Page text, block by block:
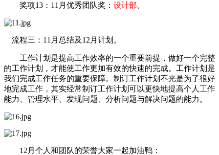
奖项13：11月优秀团队奖： 设计部。
流程三：11月总结及12月计划。
工作计划是提高工作效率的一个重要前提，做好一个完整
的工作计划，才能使工作更加有效的快速的完成。工作计划是
我们完成工作任务的重要保障。制订工作计划不光是为了很好
地完成工作，其实经常制订工作计划可以更快地提高个人工作
能力、管理水平、发现问题、分析问题与解决问题的能力。
12月个人和团队的荣誉大家一起加油鸭：